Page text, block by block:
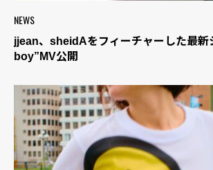
NEWS
jjean、sheidAをフィーチャーした最
boy”MV公開